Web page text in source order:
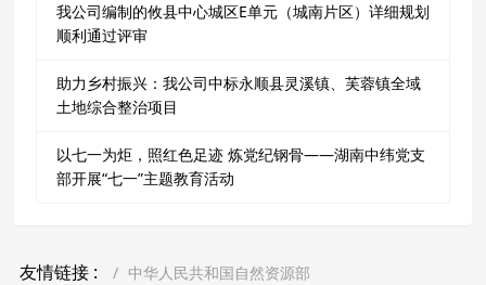
我公司编制的攸县中心城区E单元（城南片区）详细规划
顺利通过评审
助力乡村振兴：我公司中标永顺县灵溪镇、芙蓉镇全域
土地综合整治项目
以七一为炬，照红色足迹 炼党纪钢骨——湖南中纬党支
部开展“七一”主题教育活动
友情链接 :
中华人民共和国自然资源部